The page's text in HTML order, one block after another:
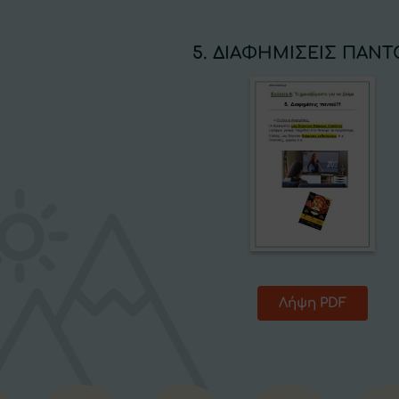
5. ΔΙΑΦΗΜΙΣΕΙΣ
Λήψη PDF